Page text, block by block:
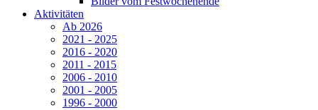
Aktivitäten
Ab 2026
2021 - 2025
2016 - 2020
2011 - 2015
2006 - 2010
2001 - 2005
1996 - 2000